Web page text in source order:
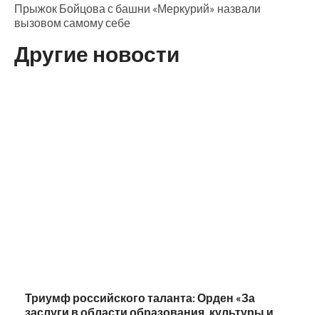
Прыжок Бойцова с башни «Меркурий» назвали
вызовом самому себе
Другие новости
Триумф российского таланта: Орден «За
заслуги в области образования, культуры и